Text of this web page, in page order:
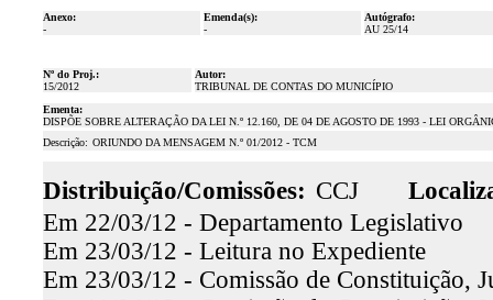
Anexo:
-
Emenda(s):
-
Autógrafo:
AU 25/14
Nº do Proj.:
15/2012
Autor:
TRIBUNAL DE CONTAS DO MUNICÍPIO
Ementa:
DISPÕE SOBRE ALTERAÇÃO DA LEI N.º 12.160, DE 04 DE AGOSTO DE 1993 - LEI
Descrição: ORIUNDO DA MENSAGEM N.º 01/2012 - TCM
Distribuição/Comissões: CCJ
Em 22/03/12 - Departamento Legislativo
Em 23/03/12 - Leitura no Expediente
Em 23/03/12 - Comissão de Constituição,